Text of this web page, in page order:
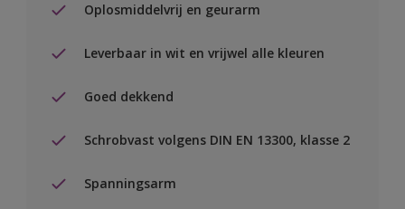
Oplosmiddelvrij en geurarm
Leverbaar in wit en vrijwel alle kleuren
Goed dekkend
Schrobvast volgens DIN EN 13300, klasse 2
Spanningsarm